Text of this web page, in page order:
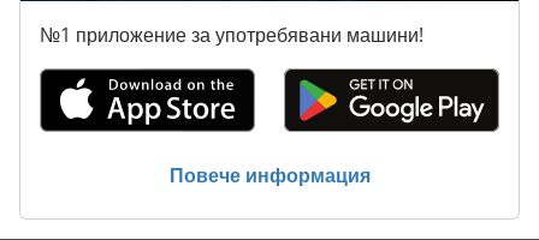
Свързване На Машина
Сгъване На Машина Аксесоари
№1 приложение за употребявани машини!
Повече информация